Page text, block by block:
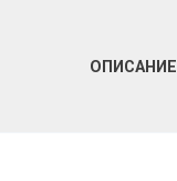
ОПИСАНИЕ